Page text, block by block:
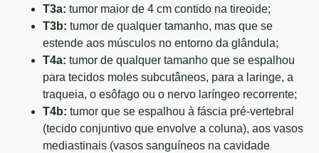
T3a: tumor maior de 4 cm contido na tireoide;
T3b: tumor de qualquer tamanho, mas que se
estende aos músculos no entorno da glândula;
T4a: tumor de qualquer tamanho que se espalhou
para tecidos moles subcutâneos, para a laringe, a
traqueia, o esôfago ou o nervo laríngeo recorrente;
T4b: tumor que se espalhou à fáscia pré-vertebral
(tecido conjuntivo que envolve a coluna), aos vasos
mediastinais (vasos sanguíneos na cavidade